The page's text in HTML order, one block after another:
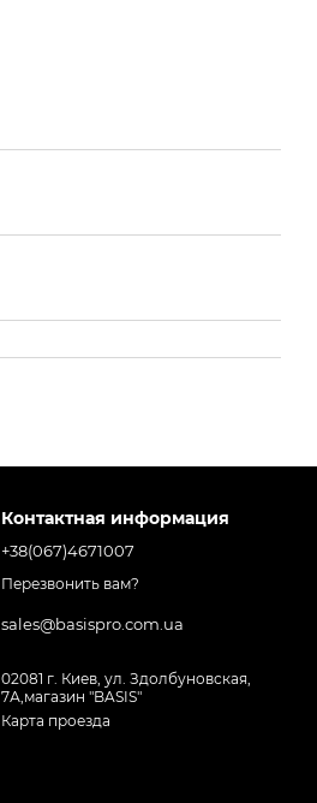
Контактная информация
+38(067)4671007
Перезвонить вам?
sales@basispro.com.ua
02081 г. Киев, ул. Здолбуновская,
7А,магазин "BASIS"
Карта проезда